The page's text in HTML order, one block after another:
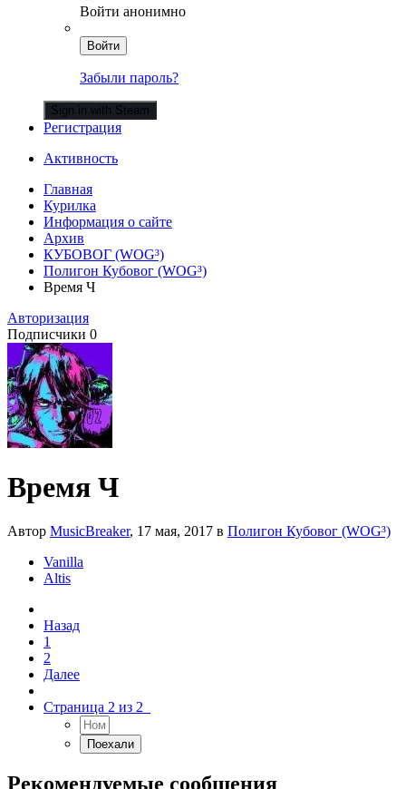
Войти анонимно
Войти
Забыли пароль?
Sign in with Steam
Регистрация
Активность
Главная
Курилка
Информация о сайте
Архив
КУБОВОГ (WOG³)
Полигон Кубовог (WOG³)
Время Ч
Авторизация
Подписчики 0
Время Ч
Автор MusicBreaker, 17 мая, 2017 в Полигон Кубовог (WOG³)
Vanilla
Altis
Назад
1
2
Далее
Страница 2 из 2
Рекомендуемые сообщения